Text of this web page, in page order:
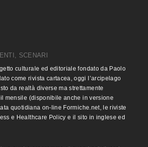
SCENARI
culturale ed editoriale fondato da Paolo
come rivista cartacea, oggi l’arcipelago
da realtà diverse ma strettamente
mensile (disponibile anche in versione
quotidiana on-line Formiche.net, le riviste
e Healthcare Policy e il sito in inglese ed